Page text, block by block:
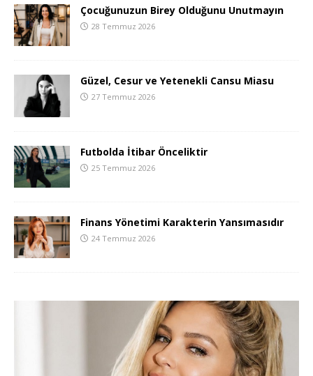
Çocuğunuzun Birey Olduğunu Unutmayın
28 Temmuz 2026
Güzel, Cesur ve Yetenekli Cansu Miasu
27 Temmuz 2026
Futbolda İtibar Önceliktir
25 Temmuz 2026
Finans Yönetimi Karakterin Yansımasıdır
24 Temmuz 2026